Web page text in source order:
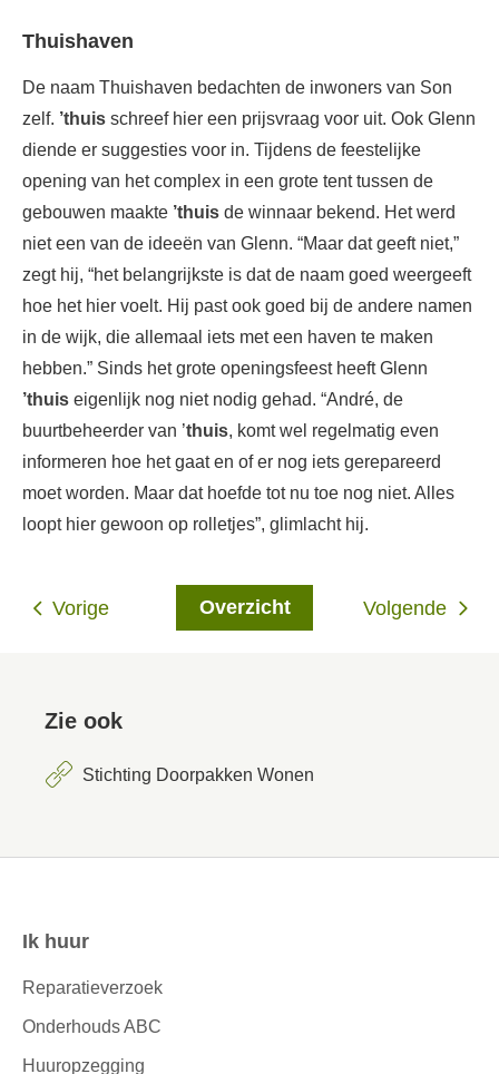
Thuishaven
De naam Thuishaven bedachten de inwoners van Son
zelf. ’thuis schreef hier een prijsvraag voor uit. Ook Glenn
diende er suggesties voor in. Tijdens de feestelijke
opening van het complex in een grote tent tussen de
gebouwen maakte ’thuis de winnaar bekend. Het werd
niet een van de ideeën van Glenn. “Maar dat geeft niet,”
zegt hij, “het belangrijkste is dat de naam goed weergeeft
hoe het hier voelt. Hij past ook goed bij de andere namen
in de wijk, die allemaal iets met een haven te maken
hebben.” Sinds het grote openingsfeest heeft Glenn
’thuis eigenlijk nog niet nodig gehad. “André, de
buurtbeheerder van ’thuis, komt wel regelmatig even
informeren hoe het gaat en of er nog iets gerepareerd
moet worden. Maar dat hoefde tot nu toe nog niet. Alles
loopt hier gewoon op rolletjes”, glimlacht hij.
Volgende
Overzicht
Vorige
Zie ook
Stichting Doorpakken Wonen
Contactinformatie
Ik huur
Reparatieverzoek
Onderhouds ABC
Huuropzegging